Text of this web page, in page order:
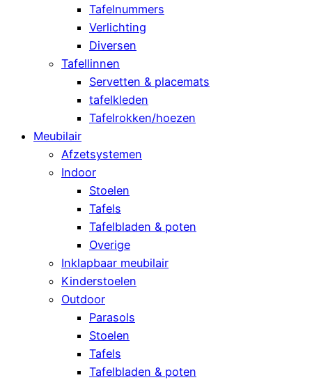
Tafelnummers
Verlichting
Diversen
Tafellinnen
Servetten & placemats
tafelkleden
Tafelrokken/hoezen
Meubilair
Afzetsystemen
Indoor
Stoelen
Tafels
Tafelbladen & poten
Overige
Inklapbaar meubilair
Kinderstoelen
Outdoor
Parasols
Stoelen
Tafels
Tafelbladen & poten